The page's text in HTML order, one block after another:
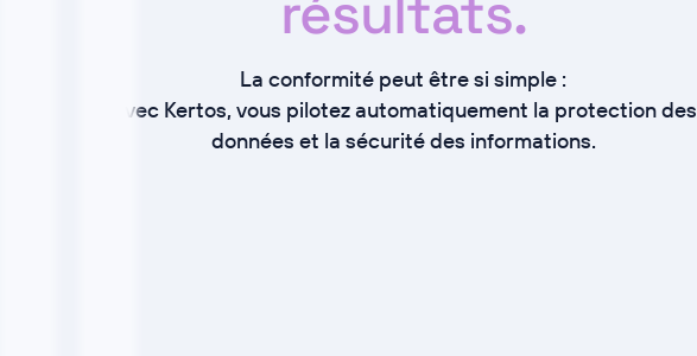
La conformité peut être si simple :
Avec Kertos, vous pilotez automatiquement la protection des
données et la sécurité des informations.